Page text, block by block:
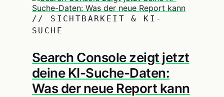
// SICHTBARKEIT & KI-
SUCHE
Search Console zeigt jetzt
deine KI-Suche-Daten:
Was der neue Report kann